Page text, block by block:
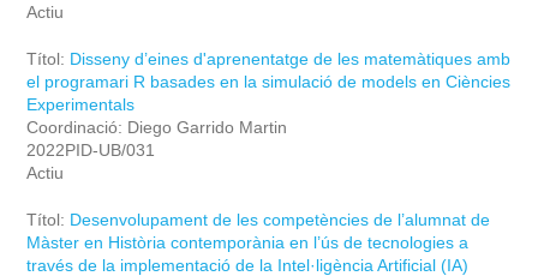
Actiu
Títol: Disseny d’eines d'aprenentatge de les matemàtiques amb
el programari R basades en la simulació de models en Ciències
Experimentals
Coordinació: Diego Garrido Martin
2022PID-UB/031
Actiu
Títol: Desenvolupament de les competències de l’alumnat de
Màster en Història contemporània en l’ús de tecnologies a
través de la implementació de la Intel·ligència Artificial (IA)